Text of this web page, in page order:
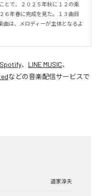
とで、２０２５年秋に１２の楽
６年春に完成を見た。１３曲目
曲は、メロディーが主体となるよ
Spotify、 LINE MUSIC、
などの音楽配信サービスで
道家淳夫